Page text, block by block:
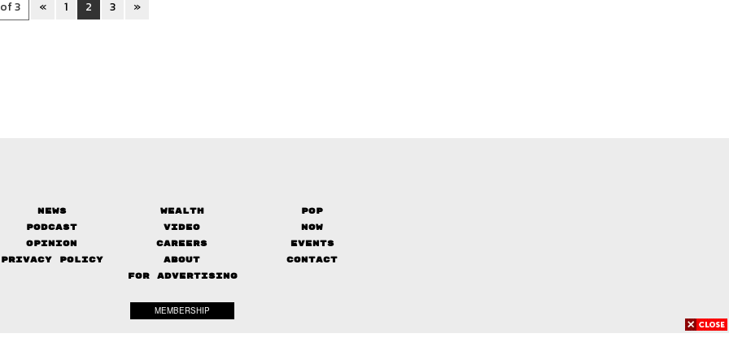
3 « 1 2 3 »
News Wealth
Pop
Podcast
Video
Now
Opinion
Careers
Events
Privacy Policy
About
Contact
FOR ADVERTISING
MEMBERSHIP